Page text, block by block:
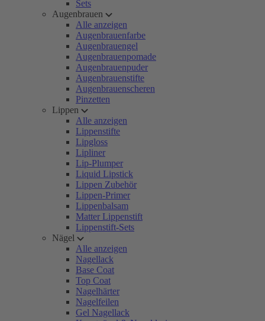
Sets
Augenbrauen
Alle anzeigen
Augenbrauenfarbe
Augenbrauengel
Augenbrauenpomade
Augenbrauenpuder
Augenbrauenstifte
Augenbrauenscheren
Pinzetten
Lippen
Alle anzeigen
Lippenstifte
Lipgloss
Lipliner
Lip-Plumper
Liquid Lipstick
Lippen Zubehör
Lippen-Primer
Lippenbalsam
Matter Lippenstift
Lippenstift-Sets
Nägel
Alle anzeigen
Nagellack
Base Coat
Top Coat
Nagelhärter
Nagelfeilen
Gel Nagellack